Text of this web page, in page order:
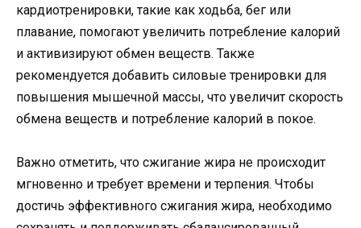
кардиотренировки, такие как ходьба, бег или
плавание, помогают увеличить потребление калорий
и активизируют обмен веществ. Также
рекомендуется добавить силовые тренировки для
повышения мышечной массы, что увеличит скорость
обмена веществ и потребление калорий в покое.
Важно отметить, что сжигание жира не происходит
мгновенно и требует времени и терпения. Чтобы
достичь эффективного сжигания жира, необходимо